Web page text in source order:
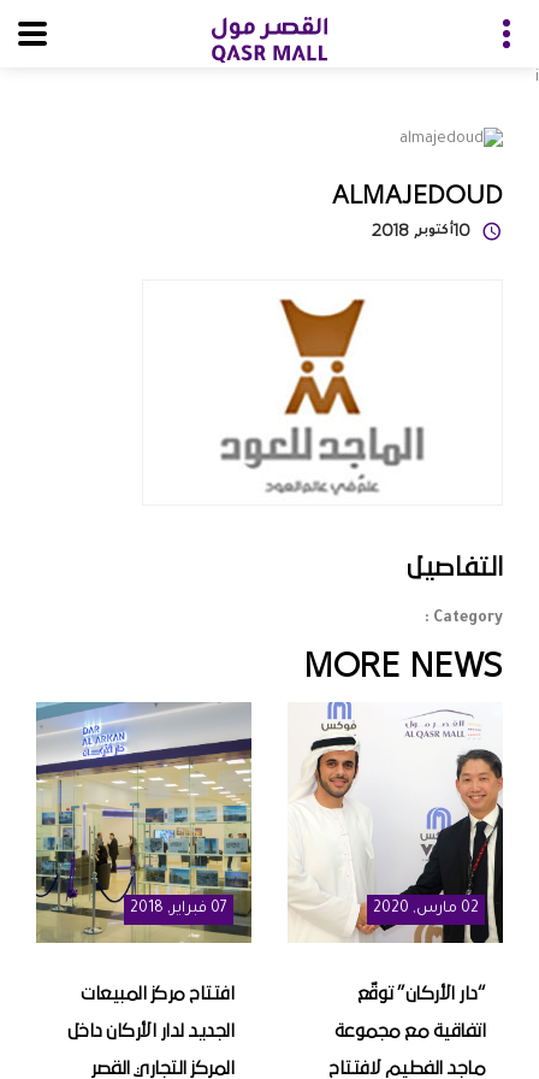
i
ALMAJEDOUD
10أكتوبر, 2018
التفاصيل
Category :
MORE NEWS
02 مارس, 2020
“دار الأركان” توقّع
اتفاقية مع مجموعة
ماجد الفطيم لافتتاح
07 فبراير, 2018
افتتاح مركز المبيعات
الجديد لدار الأركان داخل
المركز التجاري القصر